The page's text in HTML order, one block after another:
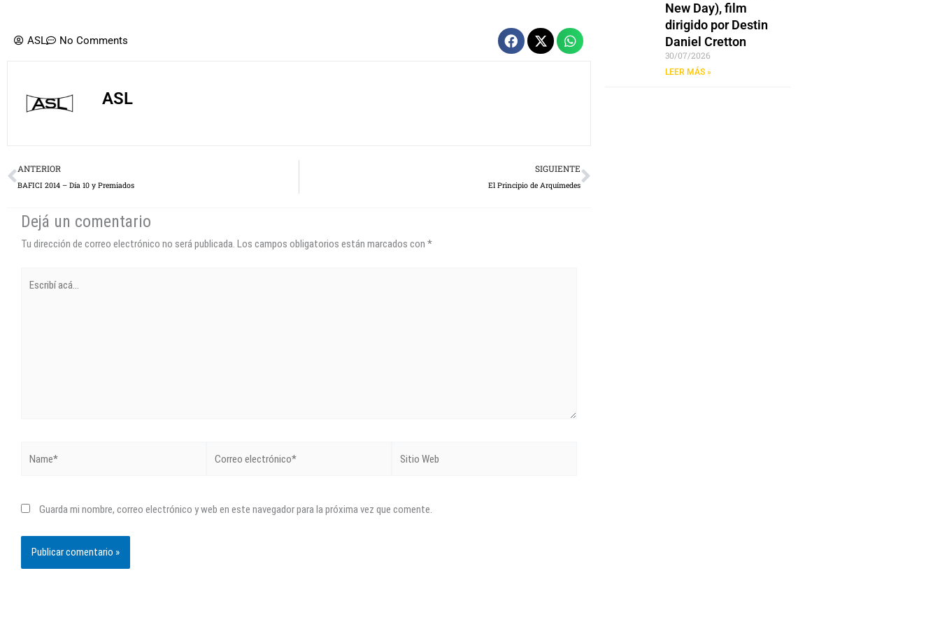
ASL No Comments
ASL
Prev
ANTERIOR
BAFICI 2014 – Día 10 y Premiados
SIGUIENTE
El Principio de Arquímedes
Next
Dejá un comentario
Tu dirección de correo electrónico no será publicada. Los campos obligatorios están marcados con *
acá...
electrónico*
Web
Guarda mi nombre, correo electrónico y web en este navegador para la próxima vez que comente.
New Day), film
dirigido por Destin
Daniel Cretton
30/07/2026
LEER MÁS »